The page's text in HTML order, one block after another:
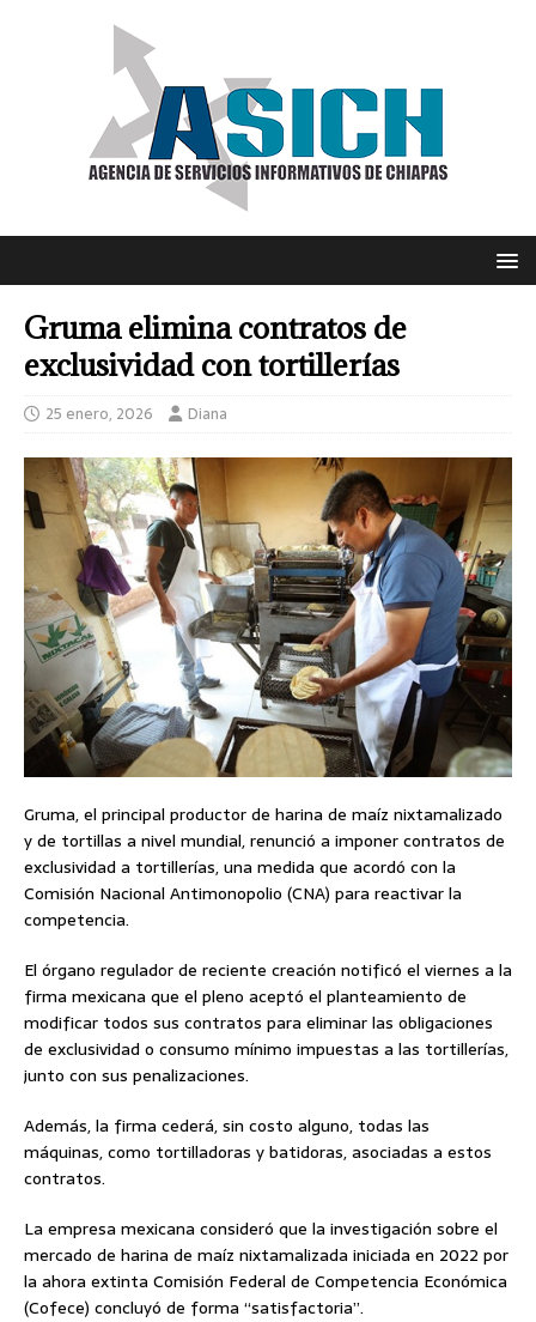
Gruma elimina contratos de
exclusividad con tortillerías
25 enero, 2026 Diana
Gruma, el principal productor de harina de maíz nixtamalizado
y de tortillas a nivel mundial, renunció a imponer contratos de
exclusividad a tortillerías, una medida que acordó con la
Comisión Nacional Antimonopolio (CNA) para reactivar la
competencia.
El órgano regulador de reciente creación notificó el viernes a la
firma mexicana que el pleno aceptó el planteamiento de
modificar todos sus contratos para eliminar las obligaciones
de exclusividad o consumo mínimo impuestas a las tortillerías,
junto con sus penalizaciones.
Además, la firma cederá, sin costo alguno, todas las
máquinas, como tortilladoras y batidoras, asociadas a estos
contratos.
La empresa mexicana consideró que la investigación sobre el
mercado de harina de maíz nixtamalizada iniciada en 2022 por
la ahora extinta Comisión Federal de Competencia Económica
(Cofece) concluyó de forma “satisfactoria”.